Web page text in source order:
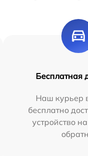
Бесплатная
Наш курьер
бесплатно
устройство